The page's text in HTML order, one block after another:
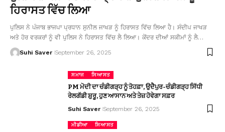
ਹਿਰਾਸਤ ਵਿੱਚ ਲਿਆ
ਪੁਲਿਸ ਨੇ ਪੰਜਾਬ ਭਾਜਪਾ ਪ੍ਰਧਾਨ ਸੁਨੀਲ ਜਾਖੜ ਨੂੰ ਹਿਰਾਸਤ ਵਿੱਚ ਲਿਆ ਹੈ। ਸੰਦੀਪ ਜਾਖੜ
ਅਤੇ ਹੋਰ ਵਰਕਰਾਂ ਨੂੰ ਵੀ ਪੁਲਿਸ ਨੇ ਹਿਰਾਸਤ ਵਿੱਚ ਲੈ ਲਿਆ। ਕੇਂਦਰ ਦੀਆਂ ਸਕੀਮਾਂ ਨੂੰ ਲੈ…
Suhi Saver September 26, 2025
ਸਮਾਜ ਸਿਆਸਤ
PM ਮੋਦੀ ਦਾ ਚੰਡੀਗੜ੍ਹ ਨੂੰ ਤੋਹਫ਼ਾ, ਉਦੈਪੁਰ-ਚੰਡੀਗੜ੍ਹ ਸਿੱਧੀ
ਰੇਲਗੱਡੀ ਸ਼ੁਰੂ, ਹੁਣ ਆਸਾਨ ਅਤੇ ਤੇਜ਼ ਹੋਵੇਗਾ ਸਫ਼ਰ
Suhi Saver September 26, 2025
ਮੀਡੀਆ ਸਿਆਸਤ